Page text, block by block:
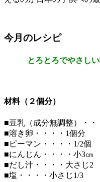
今月のレシピ
とろとろでやさし
材料（２個分）
■豆乳（成分無調整）・・
■溶き卵・・・・1個分
■ピーマン・・・・1/2個
■にんじん・・・・小3㎝
■だし汁・・・・大さじ2
■塩・・・・小さじ1/3